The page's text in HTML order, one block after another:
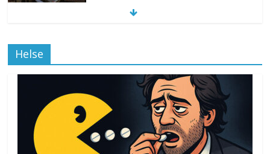
Drone stopper flytrafikken i Stockholm,
ekspert mistenker MDG
november 6, 2025 No Comments
Helse